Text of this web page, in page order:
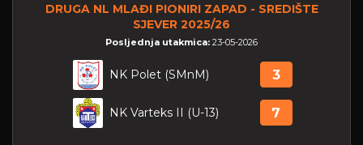
DRUGA NL MLAĐI PIONIRI ZAPAD - SREDIŠTE
SJEVER 2025/26
Posljednja utakmica: 23-05-2026
NK Polet (SMnM) 3
NK Varteks II (U-13) 7